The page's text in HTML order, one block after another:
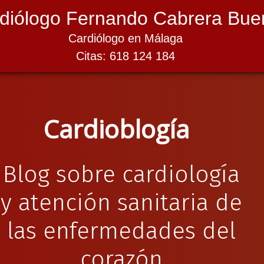
Fernando Cabrera
Cardiólogo en Málaga
Citas: 618 124 184
Cardioblogía
Blog sobre cardiología
y atención sanitaria de
las enfermedades del